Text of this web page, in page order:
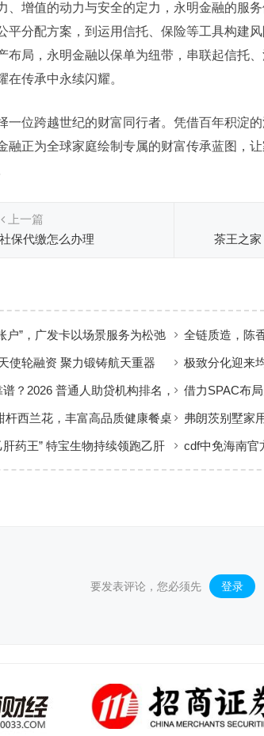
、增值的动力与安全的定力，永明金融的服
平分配方案，到运用信托、保险等工具构建
布局，永明金融以保单为纽带，串联起信托
在传承中永续闪耀。
一位跨越世纪的财富同行者。凭借百年积淀
融正为全球家庭绘制专属的财富传承蓝图，
上一篇
保代缴怎么办理
茶王之
户”，广发卡以场景服务为松弛
全链质造，陈
准，定义新会
使轮融资 聚力锻铸航天重器
极致分化迎来
ETF华夏火热
？2026 普通人助贷机构排名，
借力SPAC布
菌黄金赛道
西兰花，丰富高品质健康餐桌
弗朗茨别墅家
何实现高效服
肝药王” 特宝生物持续领跑乙肝
cdf中免海南官
要发表评论，您必须先 登录 。